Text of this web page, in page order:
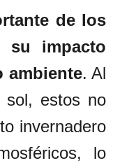
de los
impacto
ambiente. Al
sol, estos no
invernadero
lo